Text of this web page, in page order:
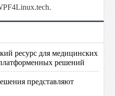
ресурс для медицинских
решений
представляют